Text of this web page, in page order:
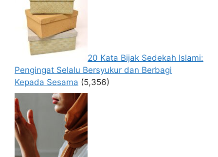
20 Kata Bijak Sedekah Islami:
Pengingat Selalu Bersyukur dan Berbagi
Kepada Sesama (5,356)